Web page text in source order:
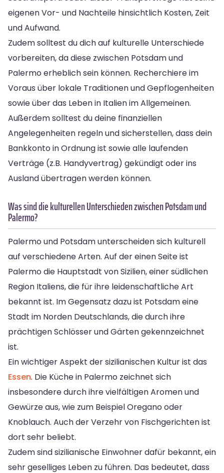
eigenen Vor- und Nachteile hinsichtlich Kosten, Zeit
und Aufwand.
Zudem solltest du dich auf kulturelle Unterschiede
vorbereiten, da diese zwischen Potsdam und
Palermo erheblich sein können. Recherchiere im
Voraus über lokale Traditionen und Gepflogenheiten
sowie über das Leben in Italien im Allgemeinen.
Außerdem solltest du deine finanziellen
Angelegenheiten regeln und sicherstellen, dass dein
Bankkonto in Ordnung ist sowie alle laufenden
Verträge (z.B. Handyvertrag) gekündigt oder ins
Ausland übertragen werden können.
Was sind die kulturellen Unterschieden zwischen Potsdam und
Palermo?
Palermo und Potsdam unterscheiden sich kulturell
auf verschiedene Arten. Auf der einen Seite ist
Palermo die Hauptstadt von Sizilien, einer südlichen
Region Italiens, die für ihre leidenschaftliche Art
bekannt ist. Im Gegensatz dazu ist Potsdam eine
Stadt im Norden Deutschlands, die durch ihre
prächtigen Schlösser und Gärten gekennzeichnet
ist.
Ein wichtiger Aspekt der sizilianischen Kultur ist das
Essen. Die Küche in Palermo zeichnet sich
insbesondere durch ihre vielfältigen Aromen und
Gewürze aus, wie zum Beispiel Oregano oder
Knoblauch. Auch der Verzehr von Fischgerichten ist
dort sehr beliebt.
Zudem sind sizilianische Einwohner dafür bekannt, ein
sehr geselliges Leben zu führen. Das bedeutet, dass